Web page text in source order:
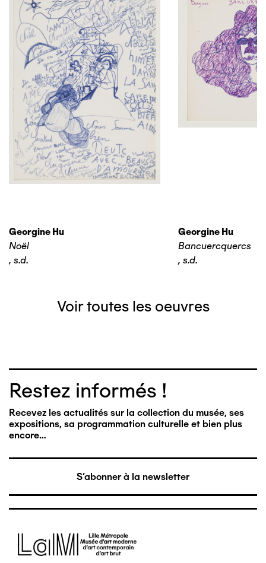
Georgine Hu
Noël
, s.d.
Georgine Hu
Bancuercquercs
, s.d.
Voir toutes les oeuvres
Restez informés !
Recevez les actualités sur la collection du musée, ses
expositions, sa programmation culturelle et bien plus
encore…
S'abonner à la newsletter
Image